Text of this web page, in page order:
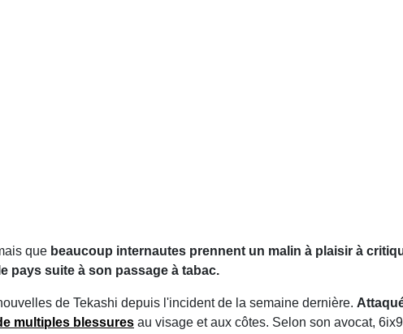
que beaucoup internautes prennent un malin à plaisir à
pays suite à son passage à tabac.
de Tekashi depuis l'incident de la semaine dernière.
multiples blessures au visage et aux côtes. Selon son avocat,